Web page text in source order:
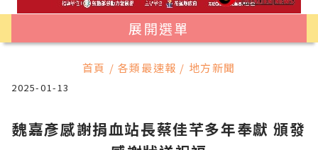
展開選單
首頁 / 各類最速報 / 地方新聞
2025-01-13
魏嘉彥感謝捐血站長蔡佳芊多年奉獻 頒發